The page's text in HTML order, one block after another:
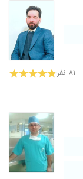
۸۱ نفر